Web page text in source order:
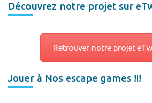
Découvrez notre projet sur
Retrouver notre projet
Jouer à Nos escape games !!!